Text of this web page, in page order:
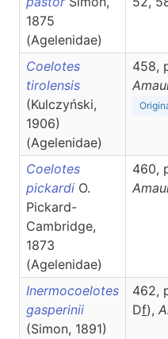
1875
(Agelenidae)
Coelotes
tirolensis
(Kulczyński,
1906)
(Agelenidae)
458,
Coelotes
pickardi O.
Pickard-
Cambridge,
1873
(Agelenidae)
460,
Inermocoelotes
gasperinii
(Simon, 1891)
462,
Df),